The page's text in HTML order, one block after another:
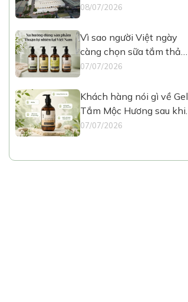
nghệ hiện đại
08/07/2026
Vì sao người Việt ngày
càng chọn sữa tắm thảo
mộc như Mộc Hương?
07/07/2026
Khách hàng nói gì về Gel
Tắm Mộc Hương sau khi
dùng thực tế?
07/07/2026